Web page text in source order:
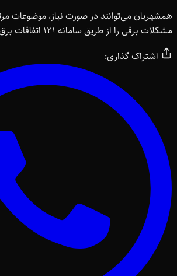
همشهریان می‌توانند در صورت نیاز، موضوعات
مشکلات برقی را از طریق سامانه ۱۲۱ اتفاقات برق پیگیری نمایند.
اشتراک گذاری: